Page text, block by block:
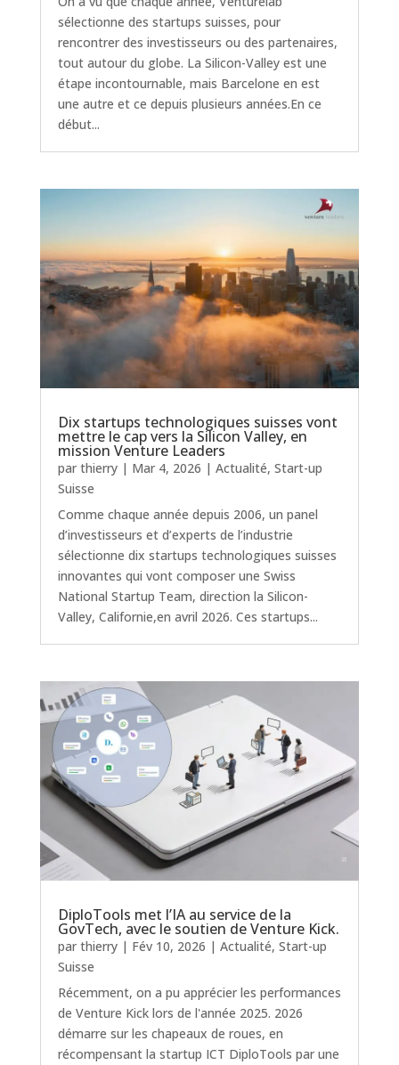
sélectionne des startups suisses, pour
rencontrer des investisseurs ou des partenaires,
tout autour du globe. La Silicon-Valley est une
étape incontournable, mais Barcelone en est
une autre et ce depuis plusieurs années.En ce
début...
Dix startups technologiques suisses vont
mettre le cap vers la Silicon Valley, en
mission Venture Leaders
par thierry| Mar 4, 2026 | Actualité, Start-up
Suisse
Comme chaque année depuis 2006, un panel
d’investisseurs et d’experts de l’industrie
sélectionne dix startups technologiques suisses
innovantes qui vont composer une Swiss
National Startup Team, direction la Silicon-
Valley, Californie,en avril 2026. Ces startups...
DiploTools met l’IA au service de la
GovTech, avec le soutien de Venture Kick.
par thierry| Fév 10, 2026 | Actualité, Start-up
Suisse
Récemment, on a pu apprécier les performances
de Venture Kick lors de l'année 2025. 2026
démarre sur les chapeaux de roues, en
récompensant la startup ICT DiploTools par une